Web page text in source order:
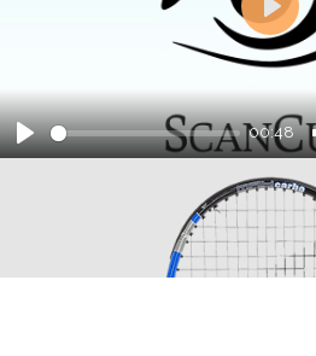
Play
00:48
Play